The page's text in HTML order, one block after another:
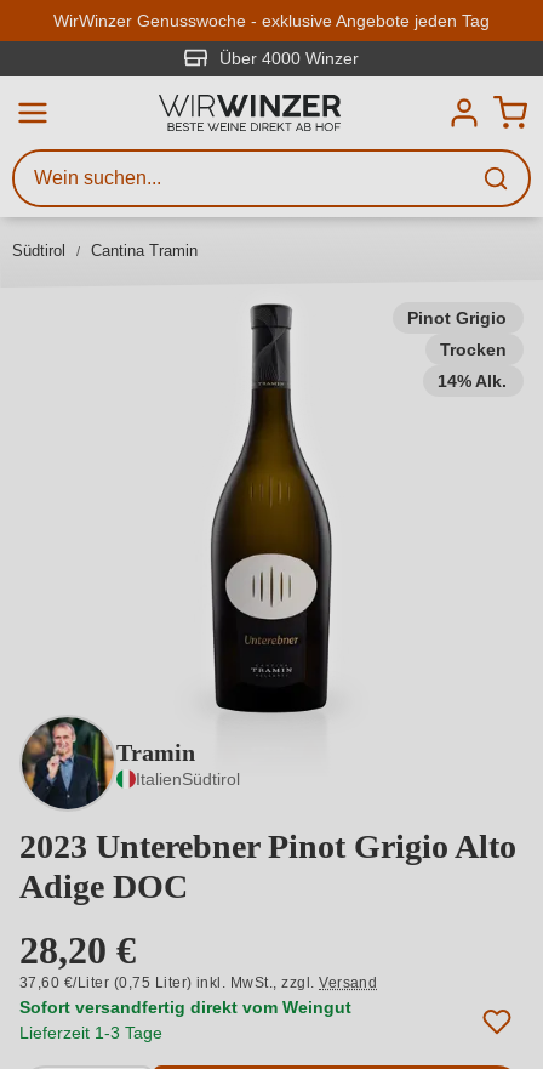
Zum Hauptinhalt springen
WirWinzer Genusswoche - exklusive Angebote jeden Tag
Über 4000 Winzer
Südtirol Cantina Tramin
Pinot Grigio
Trocken
14% Alk.
Tramin
ItalienSüdtirol
2023 Unterebner Pinot Grigio Alto
Adige DOC
28,20 €
37,60 €/Liter (0,75 Liter) inkl. MwSt.,zzgl.Versand
Sofort versandfertig direkt vom Weingut
Lieferzeit 1-3 Tage
Mindestens 3 Zeichen eingeben
Beschreiben Sie, welchen Wein
Anlass, Weinnamen, Rebsorte,
Kriterien.